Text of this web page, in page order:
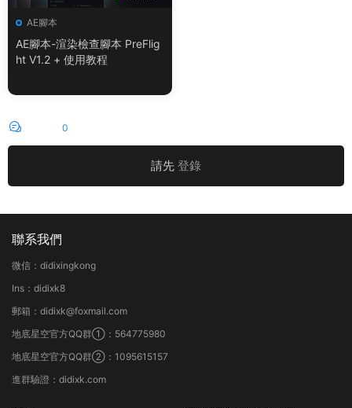
AE腳本
AE腳本-渲染檢查腳本 PreFlig
ht V1.2 + 使用教程
0
請先 登錄
聯系我們
微信：didixingkong
Ins：didixk8
郵箱：didixk@foxmail.com
地底星空官方QQ群①：564775980
地底星空官方QQ群②：1095615157
進群驗證：didixk.com